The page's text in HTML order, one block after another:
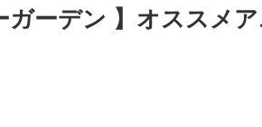
ガーデン 】オススメ